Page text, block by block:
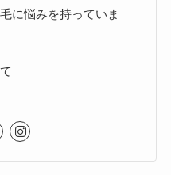
に悩みを持っていま